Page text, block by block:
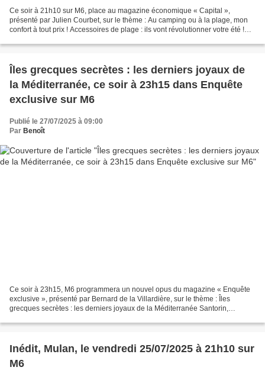
Ce soir à 21h10 sur M6, place au magazine économique « Capital »,
présenté par Julien Courbet, sur le thème : Au camping ou à la plage, mon
confort à tout prix ! Accessoires de plage : ils vont révolutionner votre été !
Îles grecques secrètes : les derniers joyaux de
la Méditerranée, ce soir à 23h15 dans Enquête
exclusive sur M6
Publié le 27/07/2025 à 09:00
Par Benoît
Ce soir à 23h15, M6 programmera un nouvel opus du magazine « Enquête
exclusive », présenté par Bernard de la Villardière, sur le thème : Îles
grecques secrètes : les derniers joyaux de la Méditerranée Santorin,
Inédit, Mulan, le vendredi 25/07/2025 à 21h10 sur
M6